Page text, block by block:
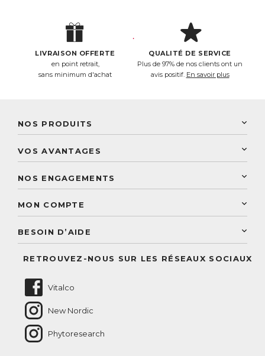
LIVRAISON OFFERTE
en point retrait,
sans minimum d'achat
QUALITÉ DE SERVICE
Plus de 97% de nos clients ont un
avis positif. En savoir plus
NOS PRODUITS
Laboratoire Landais
Découvrez le catalogue
VOS AVANTAGES
Paiement sécurisé
Conseils personnalisés
NOS ENGAGEMENTS
Conseil personnalisé
MON COMPTE
BESOIN D’AIDE
RETROUVEZ-NOUS SUR LES RÉSEAUX SOCIAUX
Vitalco
New Nordic
Phytoresearch